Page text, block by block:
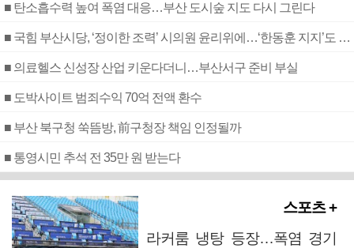
■ 탄소흡수력 높여 폭염 대응…부산 도시숲 지도 다시 그린다
■ 국힘 부산시당, ‘정이한 조력’ 시의원 윤리위에…‘한동훈 지지’도 신고접수
■ 의료헬스 신성장 산업 키운다더니…부산서구 준비 부실
■ 도박사이트 범죄수익 70억 전액 환수
■ 부산 북구청 쑥뜸방, 前구청장 책임 인정될까
■ 통영시민 추석 전 35만 원 받는다
스포츠 +
라커룸 냉탕 등장…폭염 경기